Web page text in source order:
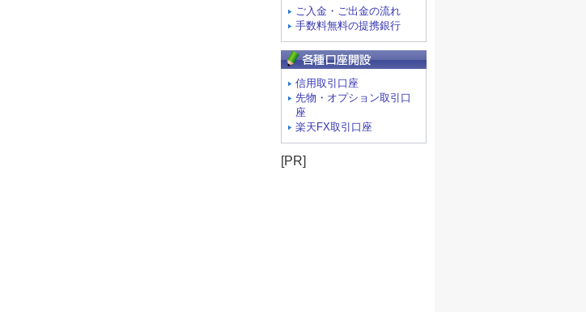
ご入金・ご出金の流れ
手数料無料の提携銀行
信用取引口座
先物・オプション取引口
座
楽天FX取引口座
[PR]